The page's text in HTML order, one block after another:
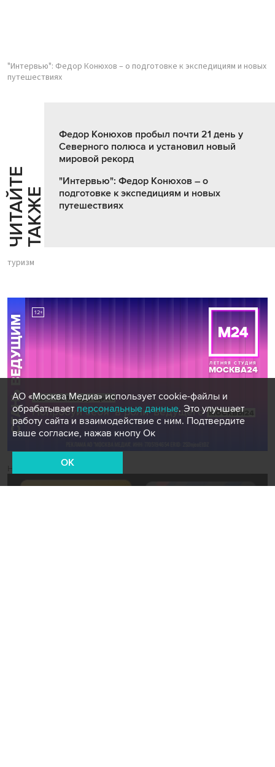
"Интервью": Федор Конюхов – о подготовке к экспедициям и новых
путешествиях
Ч
И
Т
АЙ
Т
Е
Т
А
К
ЖЕ
Федор Конюхов пробыл почти 21 день у
Северного полюса и установил новый
мировой рекорд
"Интервью": Федор Конюхов – о
подготовке к экспедициям и новых
путешествиях
туризм
Новости СМИ2
АО «Москва Медиа» использует cookie-файлы и
обрабатывает персональные данные. Это улучшает
работу сайта и взаимодействие с ним. Подтвердите
ваше согласие, нажав кнопу Ок
OK